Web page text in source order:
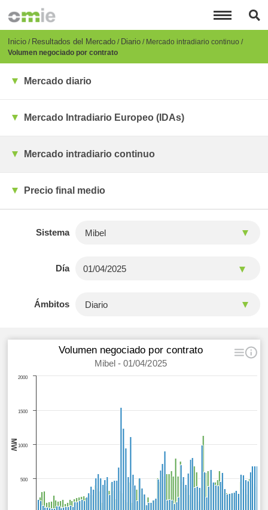
principal
Breadcrumb
Inicio Resultados del Mercado Diario Mercado intradiario continuo
Volumen negociado por contrato
Mercado diario
Mercado Intradiario Europeo (IDAs)
Mercado intradiario continuo
Precio final medio
Sistema
Día
Ámbitos
MW
Volumen negociado por contrato
Mibel - 01/04/2025
500
1000
1500
2000